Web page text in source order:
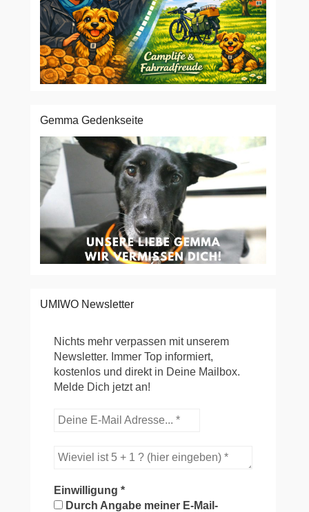
Gemma Gedenkseite
UMIWO Newsletter
Nichts mehr verpassen mit unserem
Newsletter. Immer Top informiert,
kostenlos und direkt in Deine Mailbox.
Melde Dich jetzt an!
Einwilligung*
Durch Angabe meiner E-Mail-